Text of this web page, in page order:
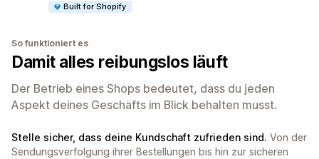
Built for Shopify
So funktioniert es
Damit alles reibungslos läuft
Der Betrieb eines Shops bedeutet, dass du jeden
Aspekt deines Geschäfts im Blick behalten musst.
Stelle sicher, dass deine Kundschaft zufrieden sind. Von der
Sendungsverfolgung ihrer Bestellungen bis hin zur sicheren